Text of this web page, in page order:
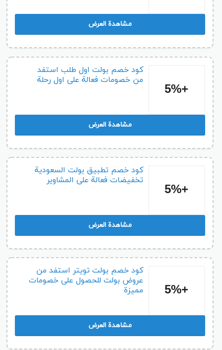
مشاهدة العرض
+5%
كود خصم بولت اول طلب استفد
من خصومات فعالة على اول رحلة
مشاهدة العرض
+5%
كود خصم تطبيق بولت السعودية
تخفيضات فعالة على المشاوير
مشاهدة العرض
+5%
كود خصم بولت تويتر استفد من
عروض بولت للحصول على خصومات
مميزة
مشاهدة العرض